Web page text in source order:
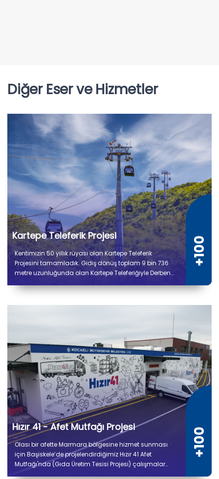
Diğer Eser ve Hizmetler
Kartepe Teleferik Projesi
Kentimizin 50 yıllık rüyası olan Kartepe Teleferik
Projesini tamamladık. Gidiş dönüş toplam 9 bin 736
metre uzunluğunda olan Kartepe Teleferiğiyle Derbent
Hızır 41 - Afet Mutfağı Projesi
Olası bir afette Marmara bölgesine hizmet sunması
için Başiskele’de projelendirdiğimiz Hızır 41 Afet
Mutfağı'nda (Gıda Üretim Tesisi Projesi) çalışmalar